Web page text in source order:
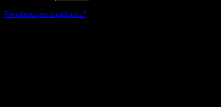
Parolanızı mı unuttunuz?